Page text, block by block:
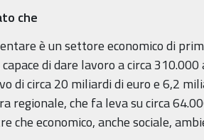
che
è un settore economico di
capace di dare lavoro a circa
di circa 20 miliardi di euro e 6,2
regionale, che fa leva su circa
che economico, anche sociale,